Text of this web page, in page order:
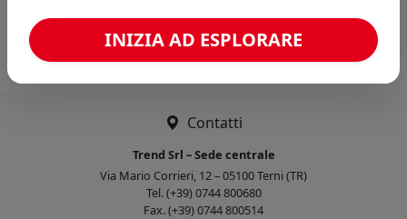
Caricamento confronto...
Contatti
Trend Srl – Sede centrale
Via Mario Corrieri, 12 – 05100 Terni (TR)
Tel. (+39) 0744 800680
Fax. (+39) 0744 800514
INIZIA AD ESPLORARE